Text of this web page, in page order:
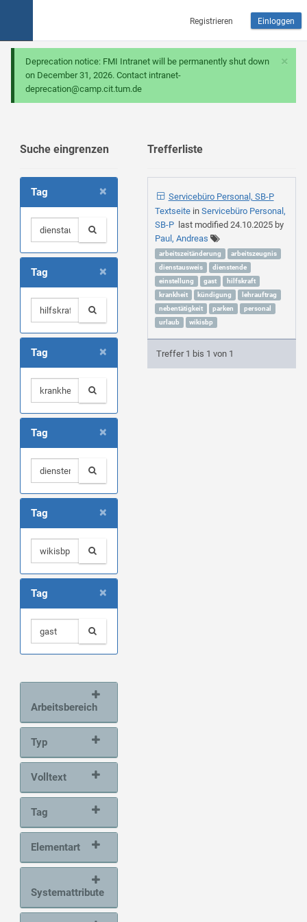
Registrieren Einloggen
×
Deprecation notice: FMI Intranet will be permanently shut down
on December 31, 2026. Contact intranet-
deprecation@camp.cit.tum.de
Suche eingrenzen
×
Tag
×
Tag
×
Tag
×
Tag
×
Tag
×
Tag
Arbeitsbereich
Typ
Volltext
Tag
Elementart
Systemattribute
Trefferliste
Servicebüro Personal, SB-P
Textseite in Servicebüro Personal,
SB-Plast modified 24.10.2025by
Paul, Andreas
arbeitszeitänderung
arbeitszeugnis
dienstausweis
dienstende
einstellung
gast
hilfskraft
krankheit
kündigung
lehrauftrag
nebentätigkeit
parken
personal
urlaub
wikisbp
Treffer 1 bis 1 von 1